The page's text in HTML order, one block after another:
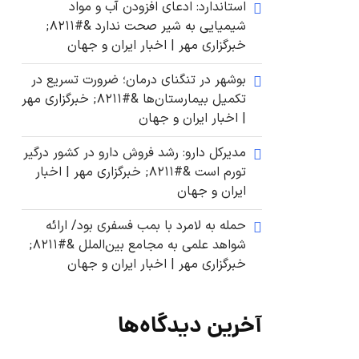
استاندارد: ادعای افزودن آب و مواد
شیمیایی به شیر صحت ندارد &#۸۲۱۱;
خبرگزاری مهر | اخبار ایران و جهان
بوشهر در تنگنای درمان؛ ضرورت تسریع در
تکمیل بیمارستان‌ها &#۸۲۱۱; خبرگزاری مهر
| اخبار ایران و جهان
مدیرکل دارو: رشد فروش دارو در کشور درگیر
تورم است &#۸۲۱۱; خبرگزاری مهر | اخبار
ایران و جهان
حمله به لامرد با بمب فسفری بود/ ارائه
شواهد علمی به مجامع بین‌الملل &#۸۲۱۱;
خبرگزاری مهر | اخبار ایران و جهان
آخرین دیدگاه‌ها